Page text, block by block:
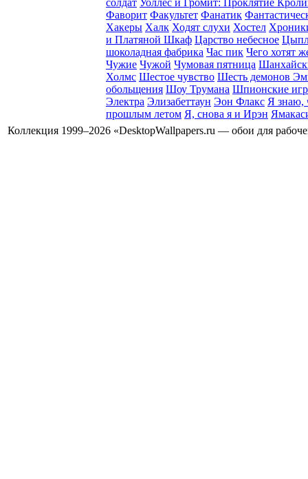
солдат Уоллес и Громит: Проклятие
Фаворит Факультет Фанатик
Хакеры Халк Ходят слухи Хостел
и Платяной Шкаф Царство небесное
шоколадная фабрика Час пик Чего хотят
Чужие Чужой Чумовая пятница
Холмс Шестое чувство Шесть демонов
обольщения Шоу Трумана Шпионские
Электра Элизабеттаун Эон Флакс Я знаю,
прошлым летом Я, снова я и Ирэн
Коллекция 1999–2026 «DesktopWallpapers.ru — обои для